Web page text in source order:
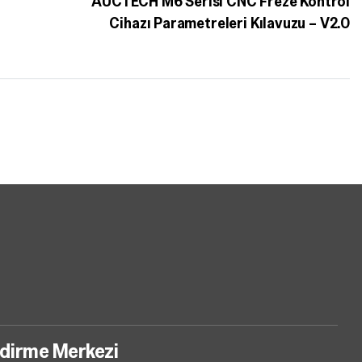
Cihazı Parametreleri Kılavuzu – V2.0
Merkezi